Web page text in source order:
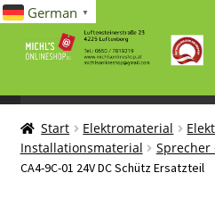
Navigation
Inhalt
SPIELWAREN/BAUSÄTZE
ELEKTRO
LÜFTUNG, HEIZUNG, KLIMA
Start Elektromaterial
Installationsmaterial
Sprecher
CA4-9C-01 24V DC Schütz Ersatzteil
German ▼